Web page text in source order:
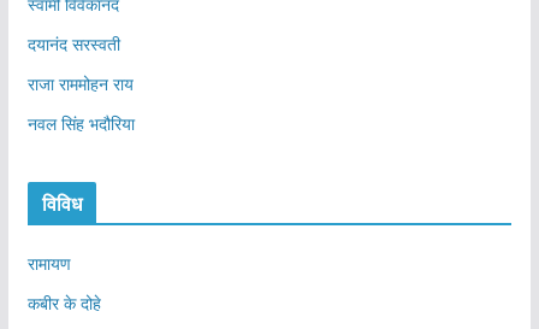
दयानंद सरस्वती
राजा राममोहन राय
नवल सिंह भदौरिया
विविध
रामायण
कबीर के दोहे